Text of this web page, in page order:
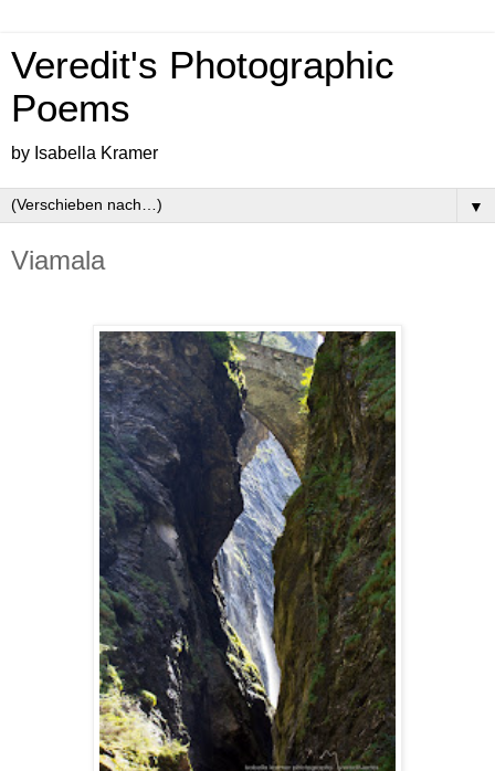
Veredit's Photographic
Poems
by Isabella Kramer
▼
Viamala